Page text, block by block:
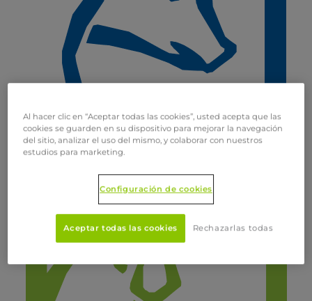
Cerdos
Al hacer clic en “Aceptar todas las cookies”, usted acepta que las
cookies se guarden en su dispositivo para mejorar la navegación
del sitio, analizar el uso del mismo, y colaborar con nuestros
estudios para marketing.
Configuración de cookies
Rechazarlas todas
Aceptar todas las cookies